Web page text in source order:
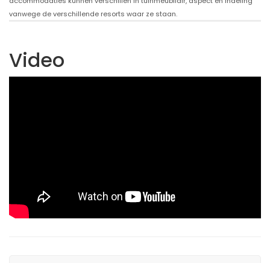
vanwege de verschillende resorts waar ze staan.
Video